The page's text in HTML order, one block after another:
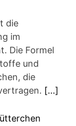
die
im
Die Formel
und
die
[...]